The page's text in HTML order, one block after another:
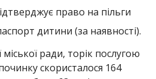
право на пільги
дитини (за наявності).
міської ради, торік послугою
скористалося 164